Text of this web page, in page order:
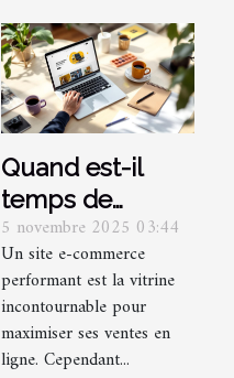
Quand est-il
temps de
repenser la
conception de
votre site e-
commerce ?
5 novembre 2025 03:44
Un site e-commerce
performant est la vitrine
incontournable pour
maximiser ses ventes en
ligne. Cependant...